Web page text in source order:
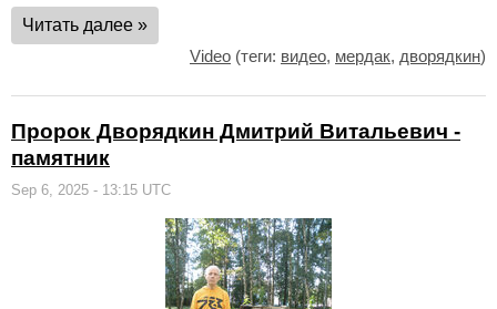
Читать далее »
Video (теги: видео, мердак, дворядкин)
Пророк Дворядкин Дмитрий Витальевич -
памятник
Sep 6, 2025 - 13:15 UTC